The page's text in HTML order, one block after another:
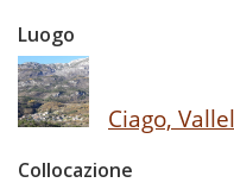
Luogo
Ciago,
Collocazione